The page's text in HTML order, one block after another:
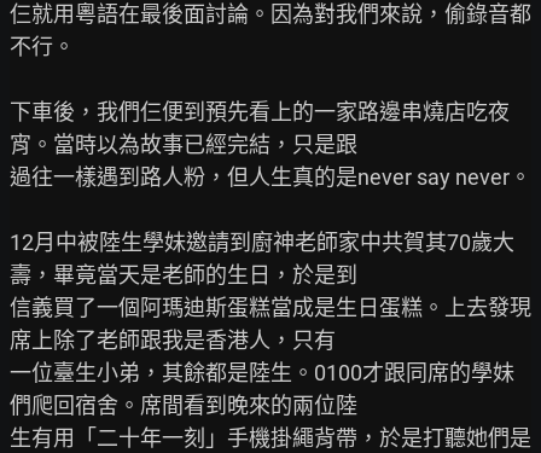
仨就用粵語在最後面討論。因為對我們來說，偷錄音都
不行。
下車後，我們仨便到預先看上的一家路邊串燒店吃夜
宵。當時以為故事已經完結，只是跟
過往一樣遇到路人粉，但人生真的是never say never。
12月中被陸生學妹邀請到廚神老師家中共賀其70歲大
壽，畢竟當天是老師的生日，於是到
信義買了一個阿瑪迪斯蛋糕當成是生日蛋糕。上去發現
席上除了老師跟我是香港人，只有
一位臺生小弟，其餘都是陸生。0100才跟同席的學妹
們爬回宿舍。席間看到晚來的兩位陸
生有用「二十年一刻」手機掛繩背帶，於是打聽她們是